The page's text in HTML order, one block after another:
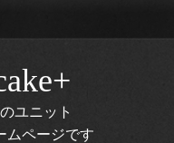
ユニット
ムページです